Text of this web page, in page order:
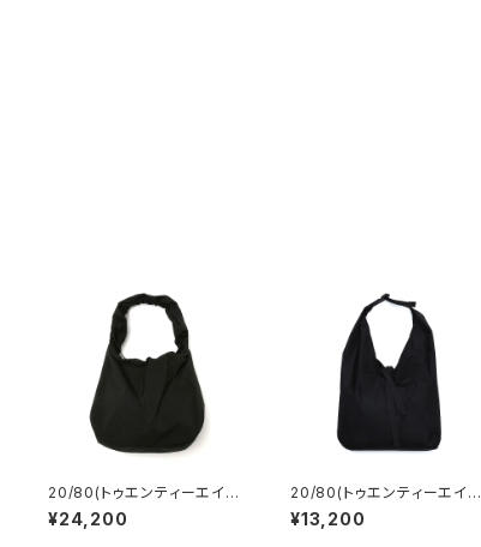
20/80(トゥエンティーエイテ
ィー) LIMONTA ROUND
SHOULDER BAG
¥24,200
20/80(トゥエンティーエイテ
ィー) RIP STOP NYLON
AZUMA BUKURO
¥13,200